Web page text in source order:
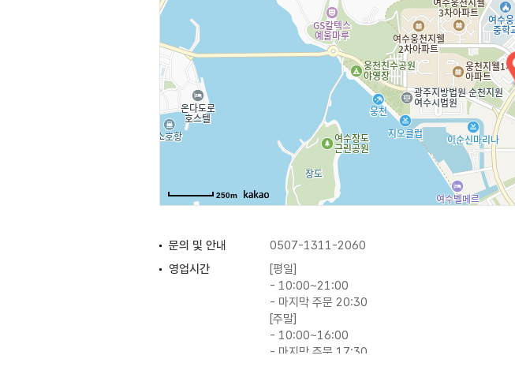
250m
문의 및 안내 0507-1311-2060
영업시간
[평일]
- 10:00~21:00
- 마지막 주문 20:30
[주말]
- 10:00~16:00
- 마지막 주문 17:30